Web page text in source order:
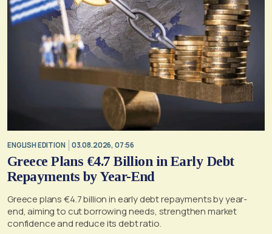
ENGLISH EDITION 03.08.2026, 07:56
Greece Plans €4.7 Billion in Early Debt
Repayments by Year-End
Greece plans €4.7 billion in early debt repayments by year-
end, aiming to cut borrowing needs, strengthen market
confidence and reduce its debt ratio.